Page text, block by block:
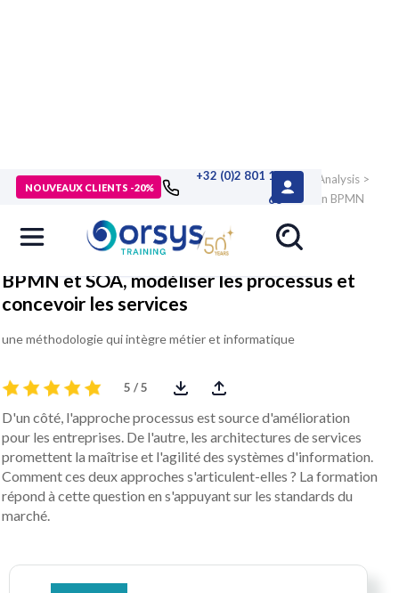
NOUVEAUX CLIENTS -20%
+32 (0)2 801 13
68
> Formations>Technologies numériques>MOA, Business Analysis >
Expression des besoins, ingénierie des exigences
> Formation BPMN
et SOA, modéliser les processus et concevoir les services
BPMN et SOA, modéliser les processus et
concevoir les services
une méthodologie qui intègre métier et informatique
5 / 5
D'un côté, l'approche processus est source d'amélioration
pour les entreprises. De l'autre, les architectures de services
promettent la maîtrise et l'agilité des systèmes d'information.
Comment ces deux approches s'articulent-elles ? La formation
répond à cette question en s'appuyant sur les standards du
marché.